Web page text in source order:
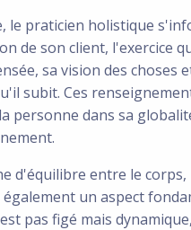
le praticien holistique
de son client, l'exercice
sa vision des choses
subit. Ces
personne dans sa
d'équilibre entre le
un aspect
pas figé mais